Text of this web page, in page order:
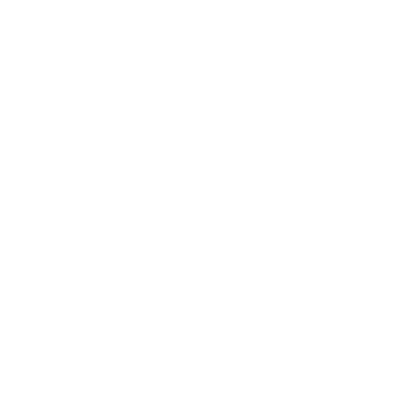
Vorteile dieses langlebigen und eleganten Weinglases